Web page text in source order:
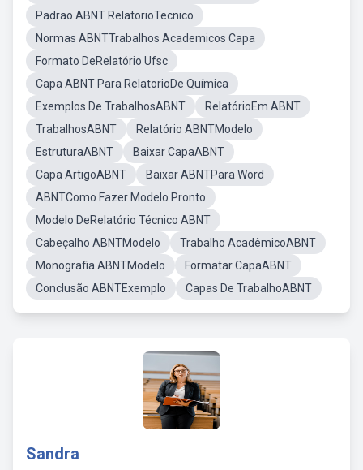
Padrao ABNT RelatorioTecnico
Normas ABNTTrabalhos Academicos Capa
Formato DeRelatório Ufsc
Capa ABNT Para RelatorioDe Química
Exemplos De TrabalhosABNT
RelatórioEm ABNT
TrabalhosABNT
Relatório ABNTModelo
EstruturaABNT
Baixar CapaABNT
Capa ArtigoABNT
Baixar ABNTPara Word
ABNTComo Fazer Modelo Pronto
Modelo DeRelatório Técnico ABNT
Cabeçalho ABNTModelo
Trabalho AcadêmicoABNT
Monografia ABNTModelo
Formatar CapaABNT
Conclusão ABNTExemplo
Capas De TrabalhoABNT
Sandra